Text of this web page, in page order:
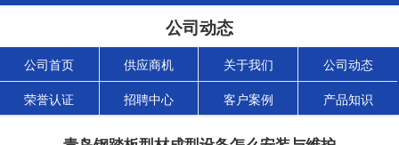
公司动态
公司首页 供应商机 关于我们 公司动态
荣誉认证 招聘中心 客户案例 产品知识